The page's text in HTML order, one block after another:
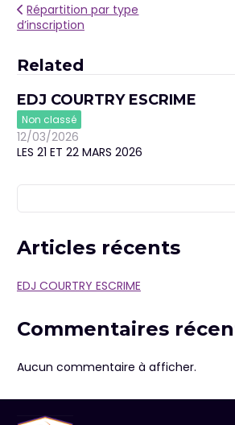
Navigation
de
l’article
Répartition par type
d’inscription
Related
EDJ COURTRY ESCRIME
Non classé
12/03/2026
LES 21 ET 22 MARS 2026
Rechercher
Articles récents
EDJ COURTRY ESCRIME
Commentaires
Aucun commentaire à afficher.